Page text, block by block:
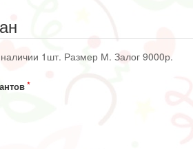
1шт. Размер М. Залог 9000р.